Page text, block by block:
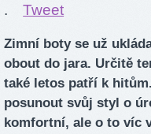
. Tweet
Zimní boty se už
obout do jara. Určitě
také letos patří k
posunout svůj styl o
komfortní, ale o to víc